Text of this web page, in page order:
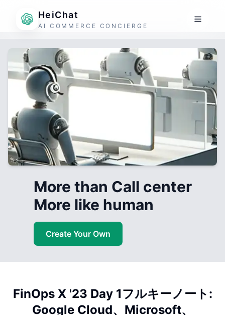
HeiChat
AI COMMERCE CONCIERGE
More than Call center
More like human
Create Your Own
FinOps X '23 Day 1フルキーノート:
Google Cloud、Microsoft、